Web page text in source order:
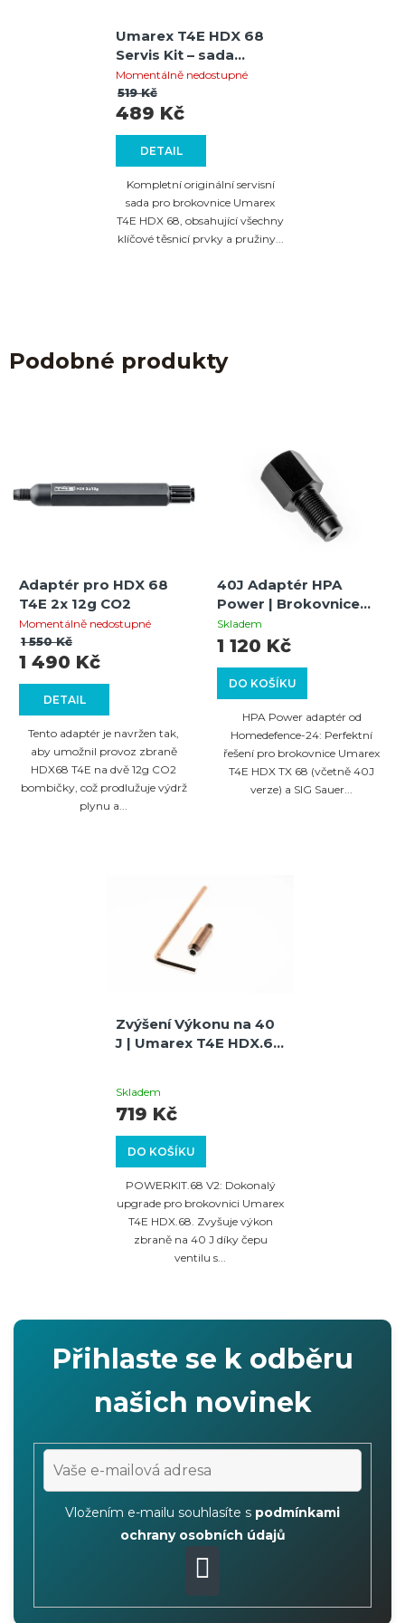
Umarex T4E HDX 68
Servis Kit – sada
těsnění a pružin
Momentálně nedostupné
DETAIL
489 Kč
519 Kč
Kompletní originální servisní
sada pro brokovnice Umarex
T4E HDX 68, obsahující všechny
klíčové těsnicí prvky a pružiny...
Podobné produkty
Adaptér pro HDX 68
T4E 2x 12g CO2
Momentálně nedostupné
DETAIL
1 490 Kč
1 550 Kč
Tento adaptér je navržen tak,
aby umožnil provoz zbraně
HDX68 T4E na dvě 12g CO2
bombičky, což prodlužuje výdrž
plynu a...
40J Adaptér HPA
Power | Brokovnice
HDX 68 a SIG MPX |
Homedefence-24
Skladem
DO KOŠÍKU
1 120 Kč
HPA Power adaptér od
Homedefence-24: Perfektní
řešení pro brokovnice Umarex
T4E HDX TX 68 (včetně 40J
verze) a SIG Sauer...
Zvýšení Výkonu na 40
J | Umarex T4E HDX.68
5,0
z
5
hvězdiček.
Skladem
DO KOŠÍKU
719 Kč
POWERKIT.68 V2: Dokonalý
upgrade pro brokovnici Umarex
T4E HDX.68. Zvyšuje výkon
zbraně na 40 J díky čepu
ventilu s...
Přihlaste se k odběru
našich novinek
Vložením e-mailu souhlasíte s podmínkami
ochrany osobních údajů
PŘIHLÁSIT